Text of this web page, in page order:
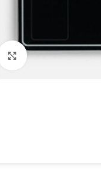
Spustelėkite, kad